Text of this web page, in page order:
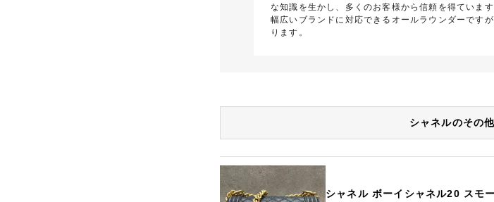
な知識を生かし、多くのお客様から信頼を得ています
幅広いブランドに対応できるオールラウンダーです
ります。
シャネルのその
シャネル ボーイシャネル20 スモ